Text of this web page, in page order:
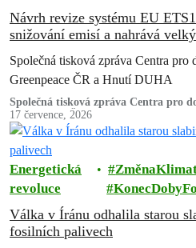
Návrh revize systému EU
snižování emisí a nahrává
Společná tisková zpráva Centra pro
Greenpeace ČR a Hnutí DUHA
Společná tisková zpráva Centra pro
Greenpeace ČR a Hnutí DUHA
17 července, 2026
Energetická
revoluce
Válka v Íránu odhalila starou
fosilních palivech